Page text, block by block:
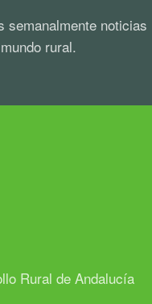
semanalmente noticias
rural.
Rural de Andalucía